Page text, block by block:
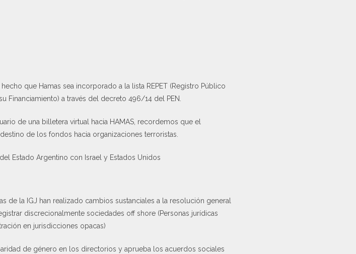
que Hamas sea incorporado a la lista REPET (Registro Público
Financiamiento) a través del decreto 496/14 del PEN.
de una billetera virtual hacia HAMAS, recordemos que el
de los fondos hacia organizaciones terroristas.
Estado Argentino con Israel y Estados Unidos
de la IGJ han realizado cambios sustanciales a la resolución general
discrecionalmente sociedades off shore (Personas jurídicas
en jurisdicciones opacas)
de género en los directorios y aprueba los acuerdos sociales